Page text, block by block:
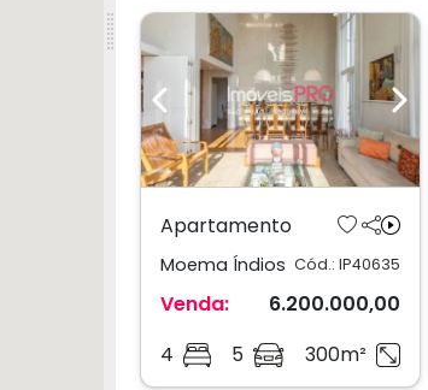
Previous Next
Apartamento
Moema Índios Cód.: IP40635
Venda:
6.200.000,00
4
5 300m²